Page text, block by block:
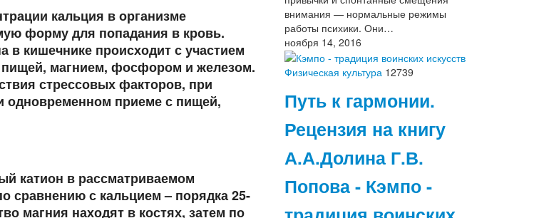
кальция в организме
форму для попадания в кровь.
в кишечнике происходит с участием
пищей, магнием, фосфором и железом.
стрессовых факторов, при
одновременном приеме с пищей,
катион в рассматриваемом
сравнению с кальцием – порядка 25-
магния находят в костях, затем по
внимания — нормальные режимы
работы психики. Они…
ноября 14, 2016
Физическая культура 12739
Путь к гармонии.
Рецензия на книгу
А.А.Долина Г.В.
Попова - Кэмпо -